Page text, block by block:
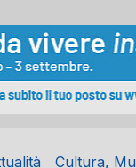
Cultura,